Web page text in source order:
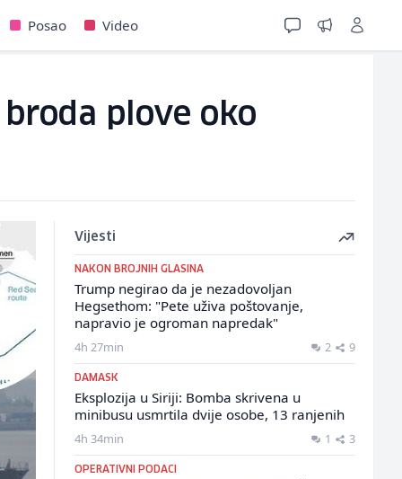
Posao Video
plove oko
Vijesti
NAKON BROJNIH GLASINA
Trump negirao da je nezadovoljan
Hegsethom: "Pete uživa poštovanje,
napravio je ogroman napredak"
4h 27min 2 9
DAMASK
Eksplozija u Siriji: Bomba skrivena u
minibusu usmrtila dvije osobe, 13 ranjenih
4h 34min 1 3
OPERATIVNI PODACI